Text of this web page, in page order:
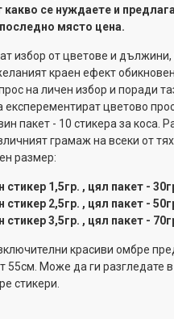
какво се нуждаете и
място цена.
избор от цветове и
краен ефект
на личен избор и поради
експерементират цветово
пакет - 10 стикера за коса.
грамаж на всеки от
размер:
1,5гр. , цял пакет -
2,5гр. , цял пакет -
стикер 3,5гр. , цял пакет -
красиви омбре
55см. Може да ги разгледате
стикери.